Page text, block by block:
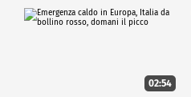
02:54